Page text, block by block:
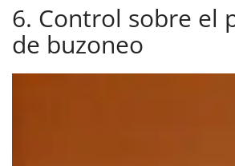
6. Control sobre el
de buzoneo